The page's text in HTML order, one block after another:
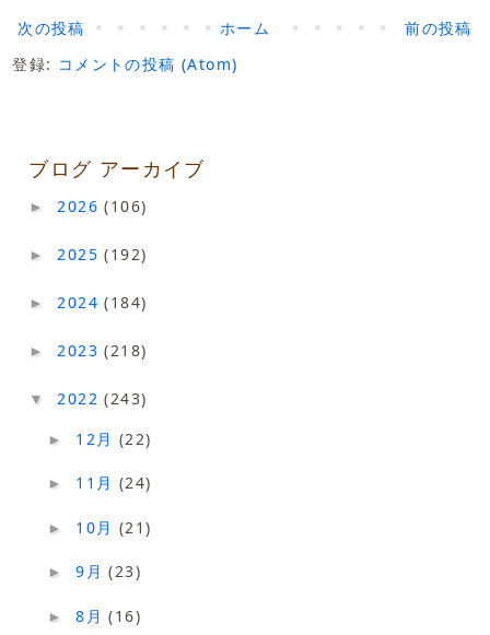
次の投稿 前の投稿
ホーム
登録: コメントの投稿 (Atom)
ブログ アーカイブ
► 2026(106)
► 2025(192)
► 2024(184)
► 2023(218)
▼ 2022(243)
► 12月 (22)
► 11月 (24)
► 10月 (21)
►9月(23)
►8月(16)